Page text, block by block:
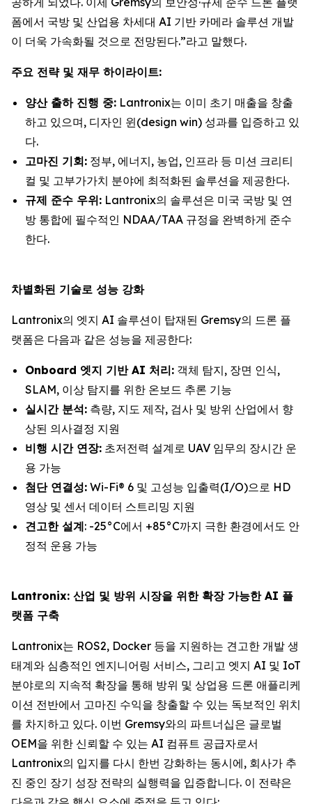
폼에서 국방 및 산업용 차세대 AI 기반 카메라 솔루션 개발
이 더욱 가속화될 것으로 전망된다.”라고 말했다.
주요 전략 및 재무 하이라이트:
양산 출하 진행 중: Lantronix는 이미 초기 매출을 창출
하고 있으며, 디자인 윈(design win) 성과를 입증하고 있
다.
고마진 기회: 정부, 에너지, 농업, 인프라 등 미션 크리티
컬 및 고부가가치 분야에 최적화된 솔루션을 제공한다.
규제 준수 우위: Lantronix의 솔루션은 미국 국방 및 연
방 통합에 필수적인 NDAA/TAA 규정을 완벽하게 준수
한다.
차별화된 기술로 성능 강화
Lantronix의 엣지 AI 솔루션이 탑재된 Gremsy의 드론 플
랫폼은 다음과 같은 성능을 제공한다:
Onboard 엣지 기반 AI 처리: 객체 탐지, 장면 인식,
SLAM, 이상 탐지를 위한 온보드 추론 기능
실시간 분석: 측량, 지도 제작, 검사 및 방위 산업에서 향
상된 의사결정 지원
비행 시간 연장: 초저전력 설계로 UAV 임무의 장시간 운
용 가능
첨단 연결성: Wi-Fi® 6 및 고성능 입출력(I/O)으로 HD
영상 및 센서 데이터 스트리밍 지원
견고한 설계: -25°C에서 +85°C까지 극한 환경에서도 안
정적 운용 가능
Lantronix: 산업 및 방위 시장을 위한 확장 가능한 AI 플
랫폼 구축
Lantronix는 ROS2, Docker 등을 지원하는 견고한 개발 생
태계와 심층적인 엔지니어링 서비스, 그리고 엣지 AI 및 IoT
분야로의 지속적 확장을 통해 방위 및 상업용 드론 애플리케
이션 전반에서 고마진 수익을 창출할 수 있는 독보적인 위치
를 차지하고 있다. 이번 Gremsy와의 파트너십은 글로벌
OEM을 위한 신뢰할 수 있는 AI 컴퓨트 공급자로서
Lantronix의 입지를 다시 한번 강화하는 동시에, 회사가 추
진 중인 장기 성장 전략의 실행력을 입증합니다. 이 전략은